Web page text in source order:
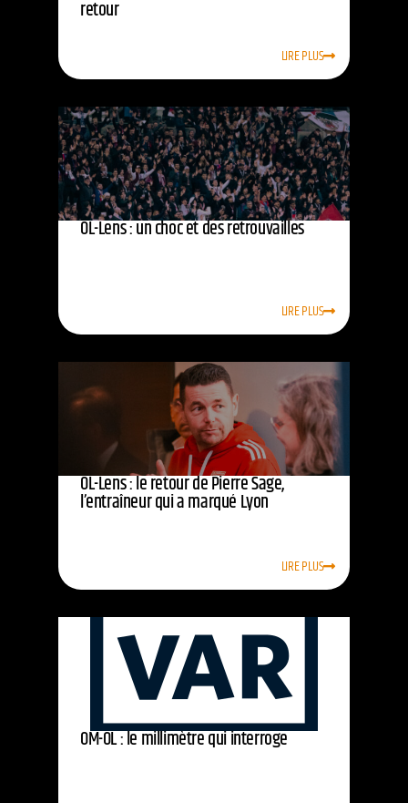
retour
LIRE PLUS
OL-Lens : un choc et des retrouvailles
LIRE PLUS
OL-Lens : le retour de Pierre Sage,
l’entraîneur qui a marqué Lyon
LIRE PLUS
OM-OL : le millimètre qui interroge